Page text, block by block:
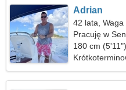
Adrian
42 lata, Waga
Pracuję w
180 cm